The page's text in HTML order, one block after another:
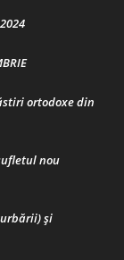
ortodoxe din
nou
şi